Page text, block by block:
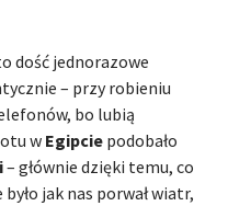
dość jednorazowe
– przy robieniu
bo lubią
w Egipcie podobało
– głównie dzięki temu, co
jak nas porwał wiatr,